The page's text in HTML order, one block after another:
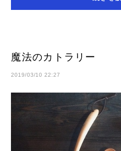
魔法のカトラリー
2019/03/10 22:27